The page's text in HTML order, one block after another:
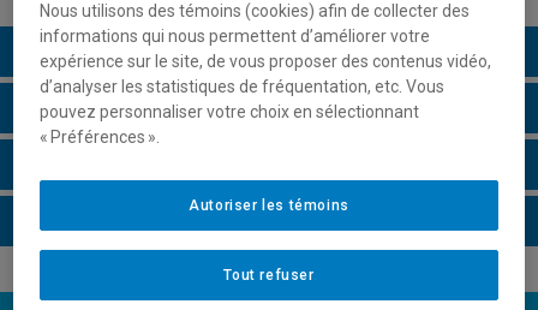
Description du cours
Horaire - Été 2026
Nous utilisons des témoins (cookies) afin de collecter des
informations qui nous permettent d’améliorer votre
expérience sur le site, de vous proposer des contenus vidéo,
d’analyser les statistiques de fréquentation, etc. Vous
pouvez personnaliser votre choix en sélectionnant
« Préférences ».
Tout refuser
Autoriser les témoins